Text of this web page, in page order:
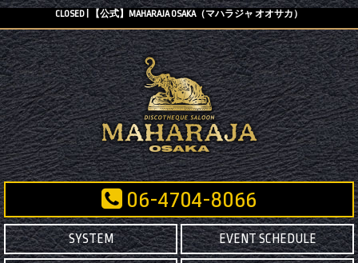
CLOSED | 【公式】MAHARAJA OSAKA（マハラジャ オオサカ）
06-4704-8066
SYSTEM EVENT SCHEDULE